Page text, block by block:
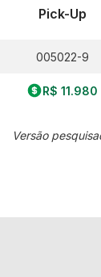
Pick-Up
005022-9
R$ 11.980
Versão